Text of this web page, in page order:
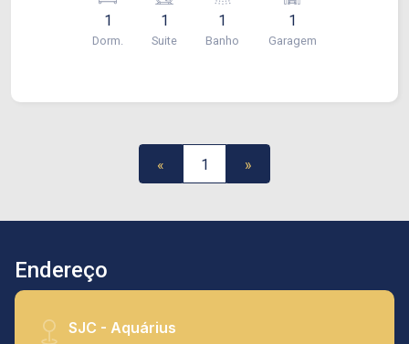
1
Dorm.
1
Suite
1
Banho
1
Garagem
« 1 »
Endereço
SJC - Aquárius